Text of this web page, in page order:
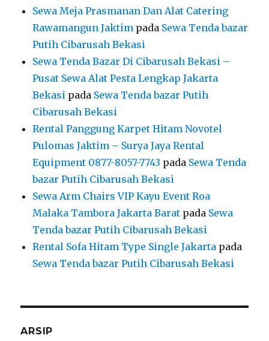
Sewa Meja Prasmanan Dan Alat Catering
Rawamangun Jaktim pada Sewa Tenda bazar
Putih Cibarusah Bekasi
Sewa Tenda Bazar Di Cibarusah Bekasi –
Pusat Sewa Alat Pesta Lengkap Jakarta
Bekasi pada Sewa Tenda bazar Putih
Cibarusah Bekasi
Rental Panggung Karpet Hitam Novotel
Pulomas Jaktim – Surya Jaya Rental
Equipment 0877-8057-7743 pada Sewa Tenda
bazar Putih Cibarusah Bekasi
Sewa Arm Chairs VIP Kayu Event Roa
Malaka Tambora Jakarta Barat pada Sewa
Tenda bazar Putih Cibarusah Bekasi
Rental Sofa Hitam Type Single Jakarta pada
Sewa Tenda bazar Putih Cibarusah Bekasi
ARSIP